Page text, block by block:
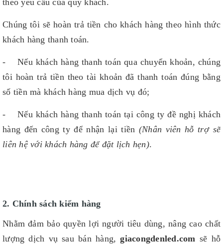
theo yêu cầu của quý khách.
Chúng tôi sẽ hoàn trả tiền cho khách hàng theo hình thức
khách hàng thanh toán.
- Nếu khách hàng thanh toán qua chuyển khoản, chúng
tôi hoàn trả tiền theo tài khoản đã thanh toán đúng bằng
số tiền mà khách hàng mua dịch vụ đó;
- Nếu khách hàng thanh toán tại công ty đề nghị khách
hàng đến công ty để nhận lại tiền (Nhân viên hỗ trợ sẽ
liên hệ với khách hàng để đặt lịch hẹn).
2. Chính sách kiểm hàng
Nhằm đảm bảo quyền lợi người tiêu dùng, nâng cao chất
lượng dịch vụ sau bán hàng,giacongdenled.com sẽ hỗ